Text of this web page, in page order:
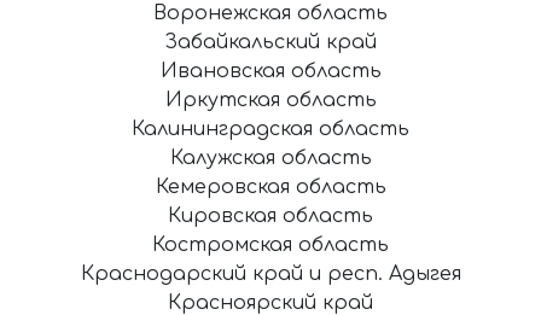
Воронежская область
Забайкальский край
Ивановская область
Иркутская область
Калининградская область
Калужская область
Кемеровская область
Кировская область
Костромская область
Краснодарский край и респ. Адыгея
Красноярский край